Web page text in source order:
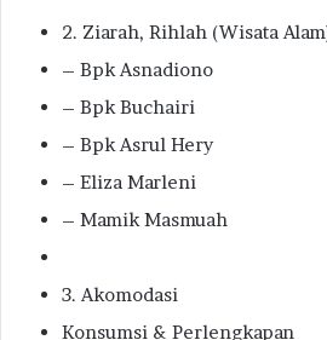
2. Ziarah, Rihlah (Wisata
– Bpk Asnadiono
– Bpk Buchairi
– Bpk Asrul Hery
– Eliza Marleni
– Mamik Masmuah
3. Akomodasi
Konsumsi & Perlengkapan